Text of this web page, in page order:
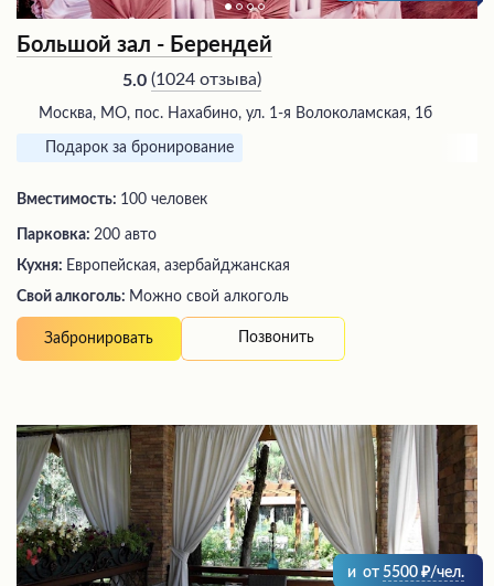
Большой зал - Берендей
5.0 (1024 отзыва)
Москва, МО, пос. Нахабино, ул. 1-я Волоколамская, 1б
Подарок за бронирование
Вместимость: 100 человек
Парковка: 200 авто
Кухня: Европейская, азербайджанская
Свой алкоголь: Можно свой алкоголь
Забронировать Позвонить
и от 5500 /чел.